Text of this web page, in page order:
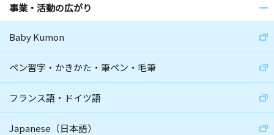
事業・活動の広がり
Baby Kumon
ペン習字・かきかた・筆ペン・毛筆
フランス語・ドイツ語
Japanese（日本語）